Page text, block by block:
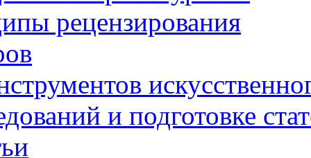
рецензирования
и подготовке